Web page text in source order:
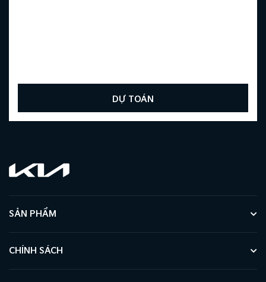
DỰ TOÁN
SẢN PHẨM
CHÍNH SÁCH